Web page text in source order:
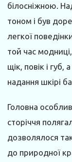
білосніжною.
тоном і був
легкої
той час
щік, повік і
надання шкірі
Головна
сторіччя
дозволялося
до природної